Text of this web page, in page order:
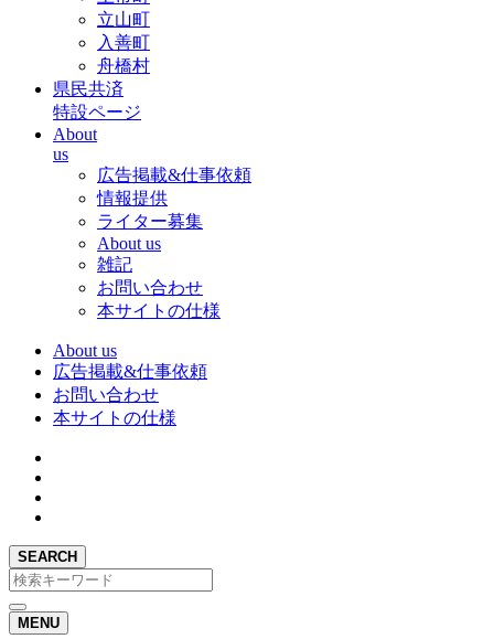
立山町
入善町
舟橋村
県民共済
特設ページ
About
us
広告掲載&仕事依頼
情報提供
ライター募集
About us
雑記
お問い合わせ
本サイトの仕様
About us
広告掲載&仕事依頼
お問い合わせ
本サイトの仕様
SEARCH
MENU